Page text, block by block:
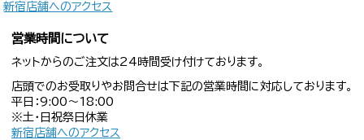
新宿店舗へのアクセス
営業時間について
ネットからのご注文は24時間受け付けております。
店頭でのお受取りやお問合せは下記の営業時間に対応しております。
平日：9:00〜18:00
※土・日祝祭日休業
新宿店舗へのアクセス